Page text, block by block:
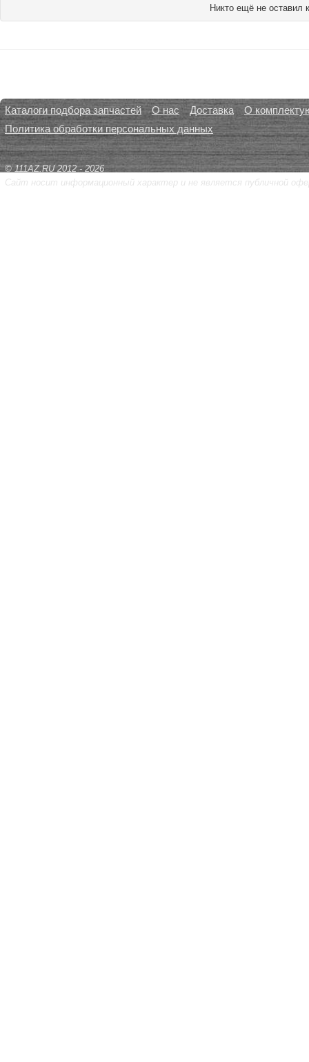
Никто ещё не оставил
Каталоги подбора запчастей О нас Доставка
О
Политика обработки персональных данных
© 111AZ.RU 2012 - 2026
Сайт носит информационный характер и не является публичной